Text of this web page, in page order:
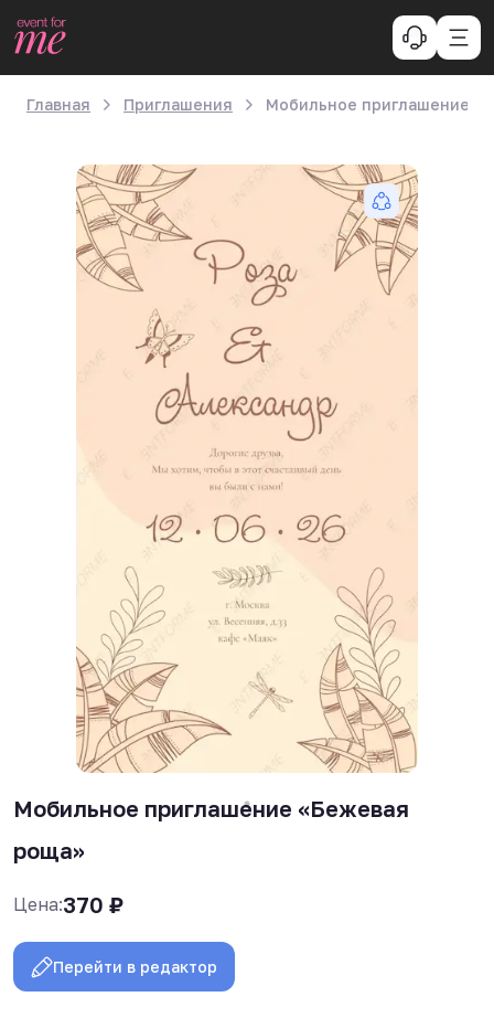
Главная Приглашения Мобильное приглашение
Мобильное приглашение «Бежевая
роща»
Цена:370 ₽
Перейти в редактор